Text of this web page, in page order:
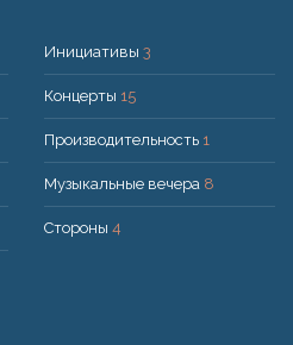
Инициативы 3
Концерты 15
Производительность 1
Музыкальные вечера 8
Стороны 4